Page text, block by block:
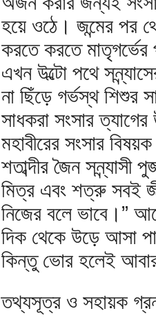
হয়ে ওঠে। জন্মের পর
করতে করতে
এখন উল্টো পথে
না ছিঁড়ে গর্ভস্থ
সাধকরা সংসার
মহাবীরের সংসার
শতাব্দীর জৈন
মিত্র এবং শত্রু সবই
নিজের বলে ভাবে।”
দিক থেকে উড়ে আসা
কিন্তু ভোর হলেই
তথ্যসূত্র ও সহায়ক